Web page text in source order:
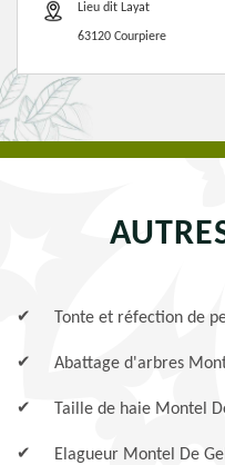
Lieu dit Layat
63120 Courpiere
Tonte et réfection de
Abattage d'arbres
Taille de haie Montel
Elagueur Montel De